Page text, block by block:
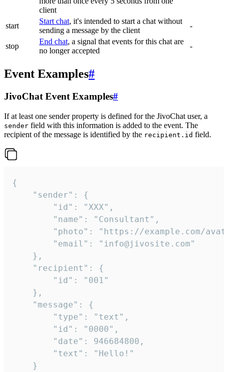
client
start
Start chat, it's intended to start a chat without
sending a message by the client
-
stop
End chat, a signal that events for this chat are
no longer accepted
-
Event Examples#
JivoChat Event Examples#
If at least one sender property is defined for the JivoChat user, a
sender field with this information is added to the event. The
recipient of the message is identified by the recipient.id field.
{